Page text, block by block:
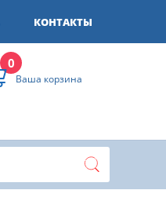
КОНТАКТЫ
0
Ваша корзина